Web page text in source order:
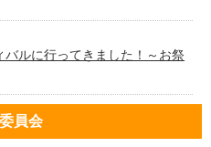
バルに行ってきました！～お祭
員会